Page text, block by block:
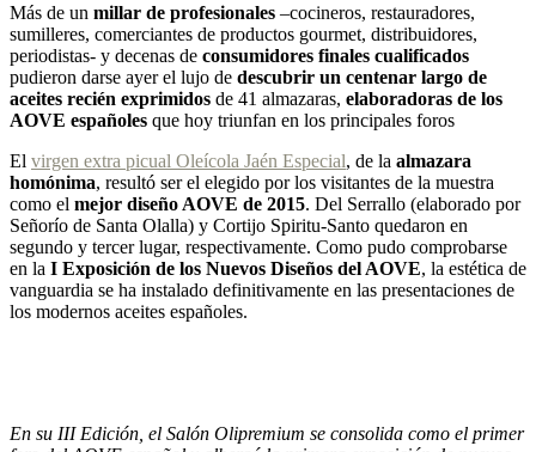
Más de un millar de profesionales –cocineros, restauradores,
sumilleres, comerciantes de productos gourmet, distribuidores,
periodistas- y decenas de consumidores finales cualificados
pudieron darse ayer el lujo de descubrir un centenar largo de
aceites recién exprimidos de 41 almazaras, elaboradoras de los
AOVE españoles que hoy triunfan en los principales foros
El virgen extra picual Oleícola Jaén Especial, de la almazara
homónima, resultó ser el elegido por los visitantes de la muestra
como el mejor diseño AOVE de 2015. Del Serrallo (elaborado por
Señorío de Santa Olalla) y Cortijo Spiritu-Santo quedaron en
segundo y tercer lugar, respectivamente. Como pudo comprobarse
en la I Exposición de los Nuevos Diseños del AOVE, la estética de
vanguardia se ha instalado definitivamente en las presentaciones de
los modernos aceites españoles.
En su III Edición, el Salón Olipremium se consolida como el primer